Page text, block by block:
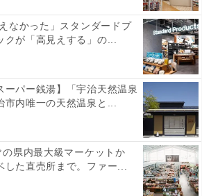
なかった」スタンダードプ
クが「高見えする」の...
ーパー銭湯】「宇治天然温泉
内唯一の天然温泉と...
の県内最大級マーケットか
した直売所まで。ファー...